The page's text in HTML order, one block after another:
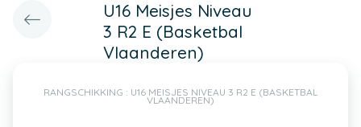
U16 Meisjes Niveau
3 R2 E (Basketbal
Vlaanderen)
RANGSCHIKKING : U16 MEISJES NIVEAU 3 R2 E (BASKETBAL
VLAANDEREN)